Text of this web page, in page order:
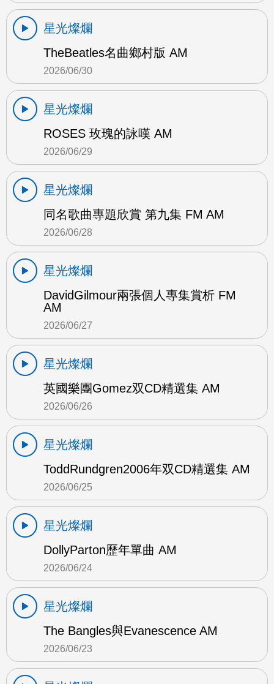
星光燦爛
TheBeatles名曲鄉村版 AM
2026/06/30
星光燦爛
ROSES 玫瑰的詠嘆 AM
2026/06/29
星光燦爛
同名歌曲專題欣賞 第九集 FM AM
2026/06/28
星光燦爛
DavidGilmour兩張個人專集賞析 FM
AM
2026/06/27
星光燦爛
英國樂團Gomez双CD精選集 AM
2026/06/26
星光燦爛
ToddRundgren2006年双CD精選集 AM
2026/06/25
星光燦爛
DollyParton歷年單曲 AM
2026/06/24
星光燦爛
The Bangles與Evanescence AM
2026/06/23